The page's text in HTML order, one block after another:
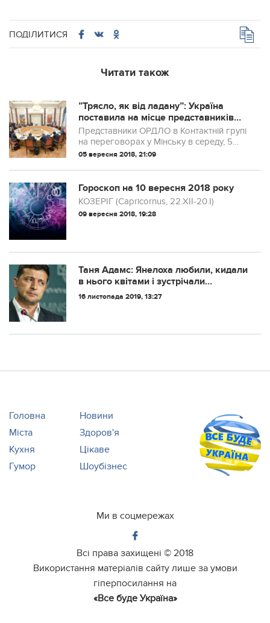
ПОДІЛИТИСЯ
Читати також
”Трясло, як від ладану”: Україна
поставила на місце представників
”ЛНР/ДНР” у Мінську
Представники ОРДЛО в Контактній групі
на переговорах у Мінську в середу, 5
вересня, намагалися влаштувати
лідера бойовиків “ДНР” Олександра
Захарченка...
05 вересня 2018, 21:09
Гороскоп на 10 вересня 2018 року
КОЗЕРІГ (Capricornus, 22.XII-20.I)
09 вересня 2018, 19:28
Таня Адамс: Янелоха любили, кидали
в нього квітами і зустрічали
оваціями, а не криками «Ганьба!».
16 листопада 2019, 13:27
Головна
Новини
Міста
Здоров'я
Кухня
Цікаве
Гумор
Шоубізнес
Ми в соцмережах
Всі права захищені © 2018
Використання матеріалів сайту лише за умови
гіперпосилання на
«Все буде Україна»